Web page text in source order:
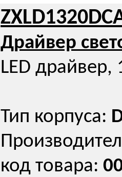
Драйвер
LED
Тип корпуса:
код товара: